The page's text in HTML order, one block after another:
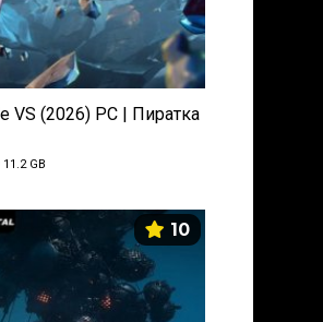
VS (2026) PC | Пиратка
11.2 GB
10